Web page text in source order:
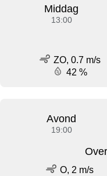
Middag
13:00
ZO, 0.7 m/s
42 %
Avond
19:00
O, 2 m/s